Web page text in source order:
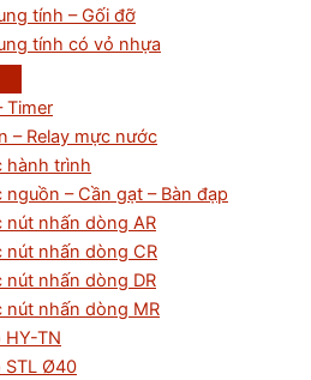
tính – Gối đỡ
tính có vỏ nhựa
Timer
– Relay mực nước
hành trình
– Cần gạt – Bàn đạp
nút nhấn dòng AR
nút nhấn dòng CR
nút nhấn dòng DR
nút nhấn dòng MR
TN
STL Ø40